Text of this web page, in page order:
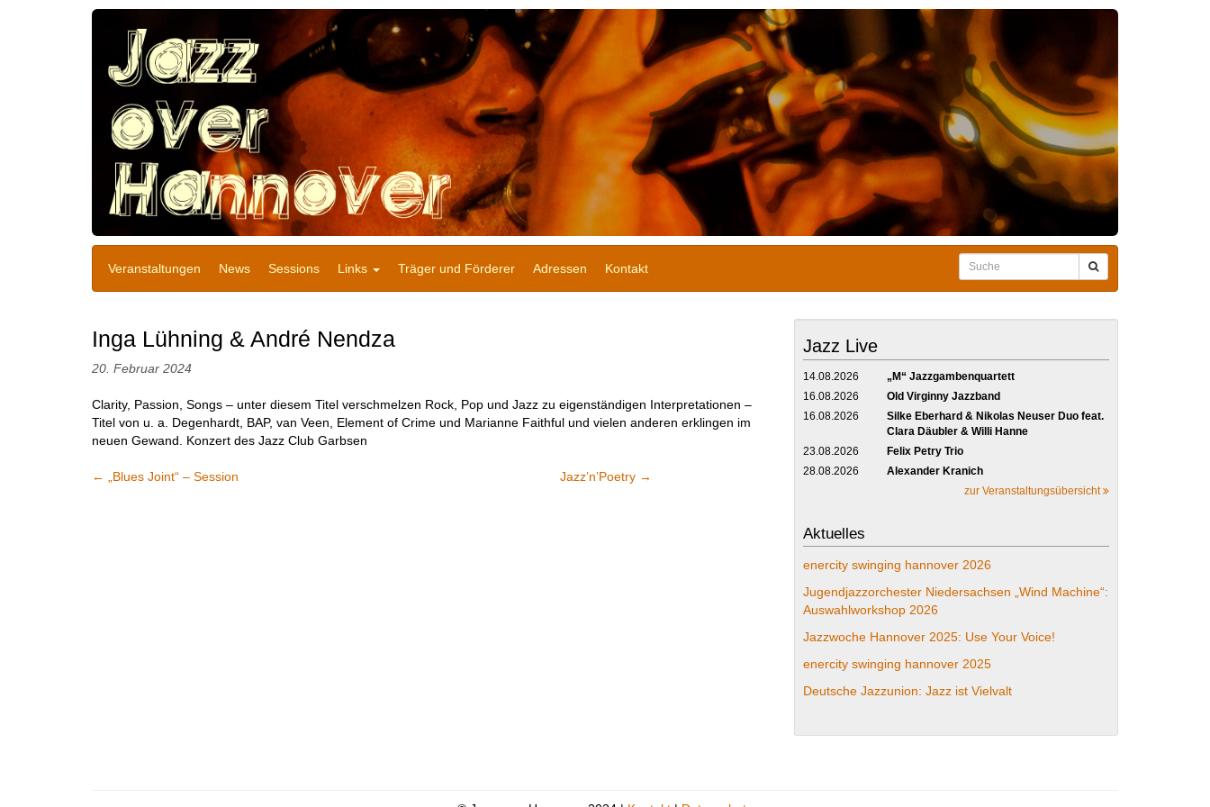
Veranstaltungen News Sessions Links Träger und Förderer Adressen Kontakt
Inga Lühning & André Nendza
20. Februar 2024
Clarity, Passion, Songs – unter diesem Titel verschmelzen Rock, Pop und Jazz zu eigenständigen Interpretationen –
Titel von u. a. Degenhardt, BAP, van Veen, Element of Crime und Marianne Faithful und vielen anderen erklingen im
neuen Gewand. Konzert des Jazz Club Garbsen
← „Blues Joint“ – Session Jazz’n’Poetry →
Jazz Live
14.08.2026
„M“ Jazzgambenquartett
16.08.2026
Old Virginny Jazzband
16.08.2026
Silke Eberhard & Nikolas Neuser Duo feat.
Clara Däubler & Willi Hanne
23.08.2026
Felix Petry Trio
28.08.2026
Alexander Kranich
zur Veranstaltungsübersicht
Aktuelles
enercity swinging hannover 2026
Jugendjazzorchester Niedersachsen „Wind Machine“:
Auswahlworkshop 2026
Jazzwoche Hannover 2025: Use Your Voice!
enercity swinging hannover 2025
Deutsche Jazzunion: Jazz ist Vielvalt